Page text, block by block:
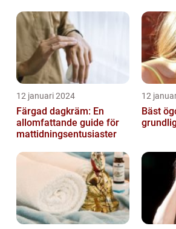
Näringsämnen
12 januari 2024
Färgad dagkräm: En
allomfattande guide för
mattidningsentusiaster
12
Bäst